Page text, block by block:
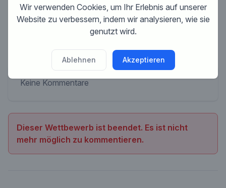
Keine Kommentare
Dieser Wettbewerb ist beendet. Es ist nicht
mehr möglich zu kommentieren.
Wir verwenden Cookies, um Ihr Erlebnis auf unserer
Website zu verbessern, indem wir analysieren, wie sie
genutzt wird.
Ablehnen Akzeptieren